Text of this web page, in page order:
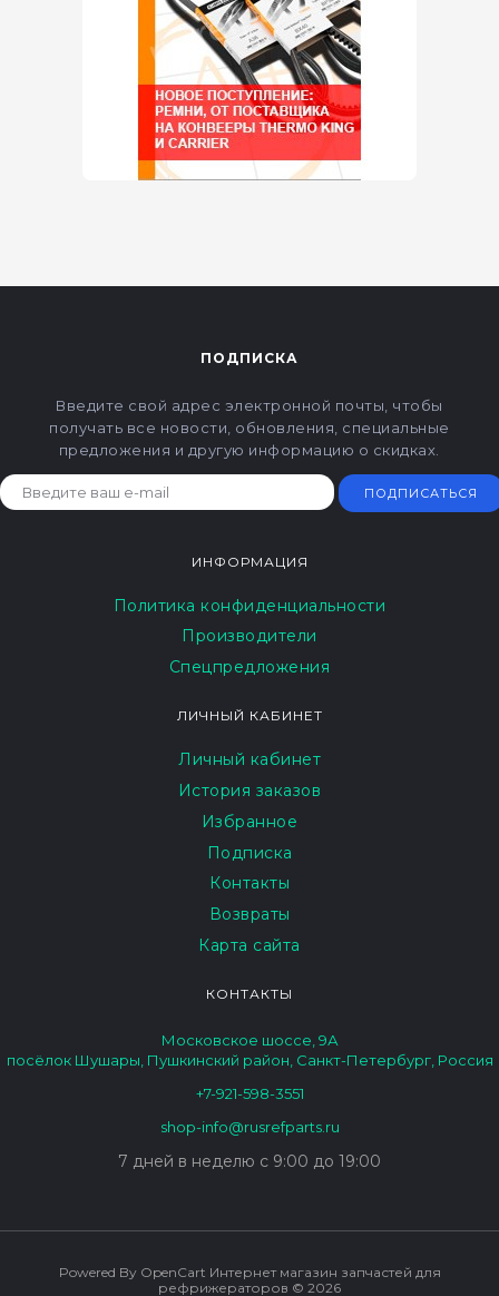
ПОДПИСКА
Введите свой адрес электронной почты, чтобы
получать все новости, обновления, специальные
предложения и другую информацию о скидках.
ПОДПИСАТЬСЯ
ИНФОРМАЦИЯ
Политика конфиденциальности
Производители
Спецпредложения
ЛИЧНЫЙ КАБИНЕТ
Личный кабинет
История заказов
Избранное
Подписка
Контакты
Возвраты
Карта сайта
КОНТАКТЫ
Московское шоссе, 9А
посёлок Шушары, Пушкинский район, Санкт-Петербург, Россия
+7-921-598-3551
shop-info@rusrefparts.ru
7 дней в неделю с 9:00 до 19:00
Powered By OpenCart Интернет магазин запчастей для
рефрижераторов © 2026